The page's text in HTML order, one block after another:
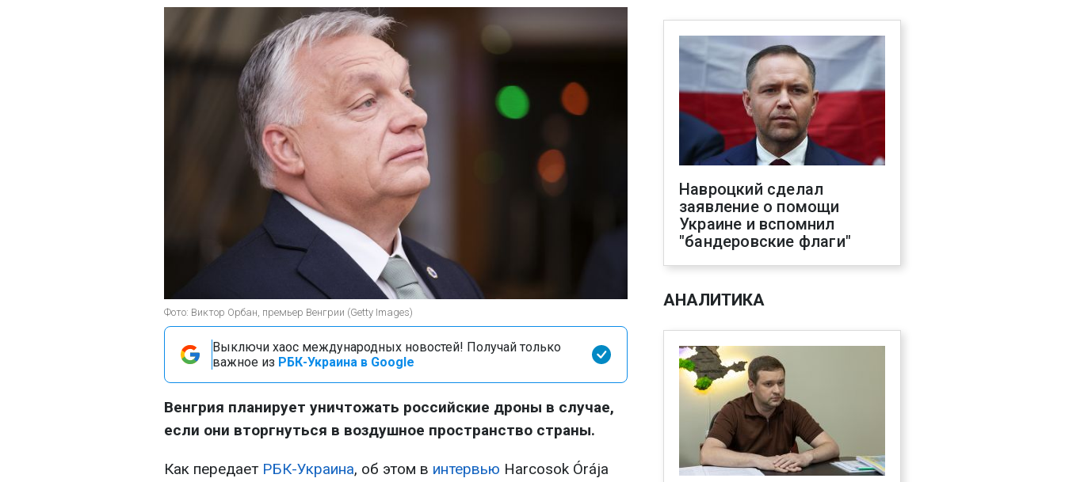
Фото: Виктор Орбан, премьер Венгрии (Getty Images)
Выключи хаос международных новостей! Получай только
важное из РБК-Украина в Google
Венгрия планирует уничтожать российские дроны в случае,
если они вторгнуться в воздушное пространство страны.
Как передает РБК-Украина, об этом в интервью Harcosok Órája
Навроцкий сделал
заявление о помощи
Украине и вспомнил
"бандеровские флаги"
АНАЛИТИКА